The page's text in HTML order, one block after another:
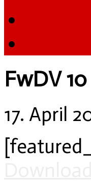
FwDV 10
17. April